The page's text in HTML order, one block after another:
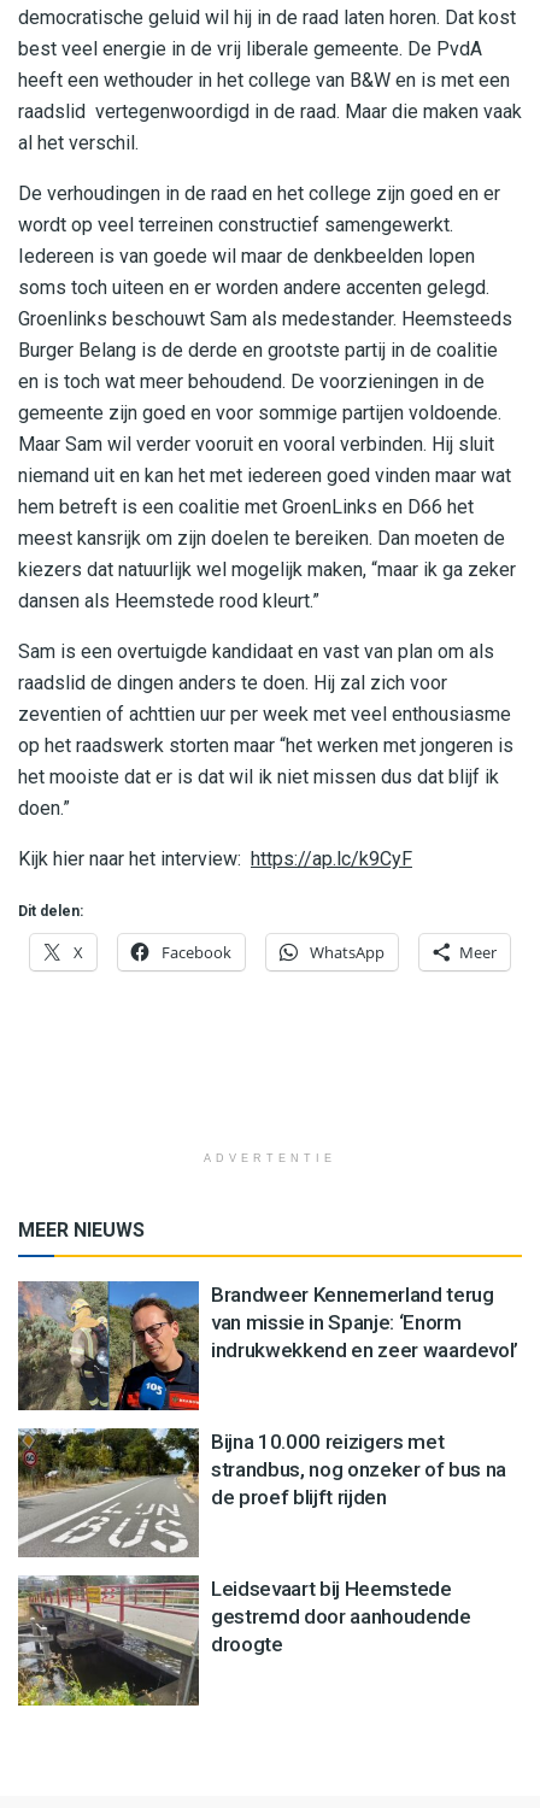
democratische geluid wil hij in de raad laten horen. Dat kost
best veel energie in de vrij liberale gemeente. De PvdA
heeft een wethouder in het college van B&W en is met een
raadslid vertegenwoordigd in de raad. Maar die maken vaak
al het verschil.
De verhoudingen in de raad en het college zijn goed en er
wordt op veel terreinen constructief samengewerkt.
Iedereen is van goede wil maar de denkbeelden lopen
soms toch uiteen en er worden andere accenten gelegd.
Groenlinks beschouwt Sam als medestander. Heemsteeds
Burger Belang is de derde en grootste partij in de coalitie
en is toch wat meer behoudend. De voorzieningen in de
gemeente zijn goed en voor sommige partijen voldoende.
Maar Sam wil verder vooruit en vooral verbinden. Hij sluit
niemand uit en kan het met iedereen goed vinden maar wat
hem betreft is een coalitie met GroenLinks en D66 het
meest kansrijk om zijn doelen te bereiken. Dan moeten de
kiezers dat natuurlijk wel mogelijk maken, “maar ik ga zeker
dansen als Heemstede rood kleurt.”
Sam is een overtuigde kandidaat en vast van plan om als
raadslid de dingen anders te doen. Hij zal zich voor
zeventien of achttien uur per week met veel enthousiasme
op het raadswerk storten maar “het werken met jongeren is
het mooiste dat er is dat wil ik niet missen dus dat blijf ik
doen.”
Kijk hier naar het interview: https://ap.lc/k9CyF
Dit delen:
X Facebook WhatsApp Meer
ADVERTENTIE
MEER NIEUWS
Brandweer Kennemerland terug
van missie in Spanje: ‘Enorm
indrukwekkend en zeer waardevol’
Bijna 10.000 reizigers met
strandbus, nog onzeker of bus na
de proef blijft rijden
Leidsevaart bij Heemstede
gestremd door aanhoudende
droogte